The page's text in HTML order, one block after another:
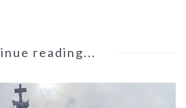
reading...